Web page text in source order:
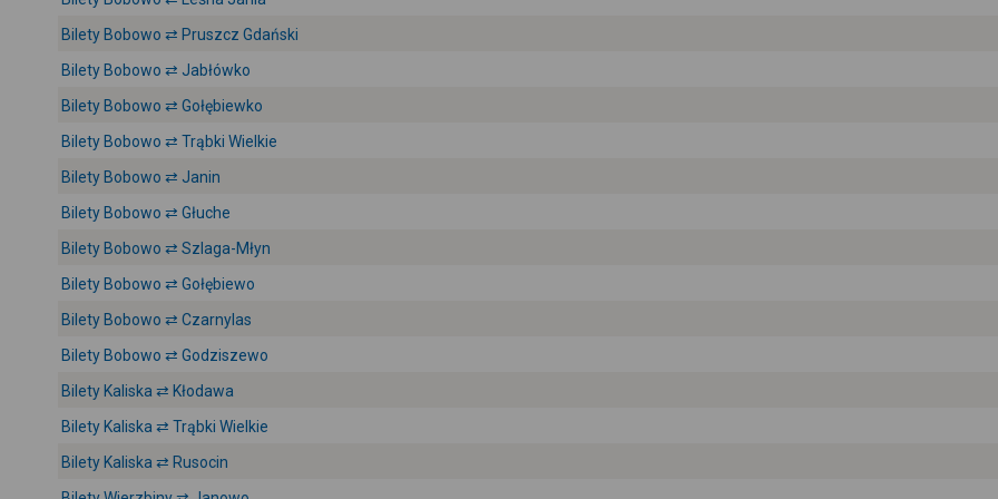
Bilety Bobowo ⇄ Pruszcz Gdański
Bilety Bobowo ⇄ Jabłówko
Bilety Bobowo ⇄ Gołębiewko
Bilety Bobowo ⇄ Trąbki Wielkie
Bilety Bobowo ⇄ Janin
Bilety Bobowo ⇄ Głuche
Bilety Bobowo ⇄ Szlaga-Młyn
Bilety Bobowo ⇄ Gołębiewo
Bilety Bobowo ⇄ Czarnylas
Bilety Bobowo ⇄ Godziszewo
Bilety Kaliska ⇄ Kłodawa
Bilety Kaliska ⇄ Trąbki Wielkie
Bilety Kaliska ⇄ Rusocin